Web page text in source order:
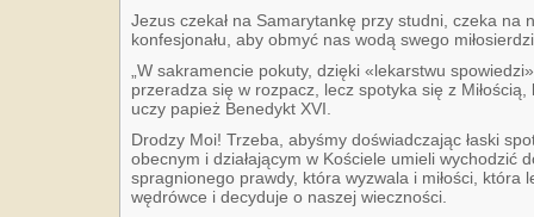
Jezus czekał na Samarytankę przy studni, czeka na
konfesjonału, aby obmyć nas wodą swego
„W sakramencie pokuty, dzięki «lekarstwu
przeradza się w rozpacz, lecz spotyka się z
uczy papież Benedykt XVI.
Drodzy Moi! Trzeba, abyśmy doświadczając łaski
obecnym i działającym w Kościele umieli wychodzić
spragnionego prawdy, która wyzwala i miłości, która
wędrówce i decyduje o naszej wieczności.